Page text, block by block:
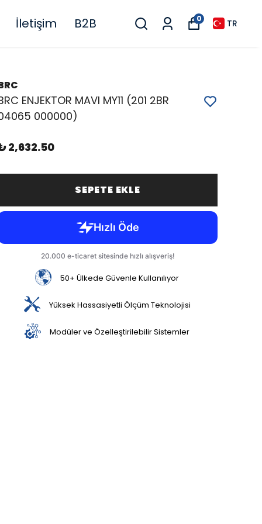
İletişim B2B 0 TR
ENJEKTOR MAVI MY11 (201 2BR
000000)
2,632.50
SEPETE EKLE
50+ Ülkede Güvenle Kullanılıyor
Yüksek Hassasiyetli Ölçüm Teknolojisi
Modüler ve Özelleştirilebilir Sistemler